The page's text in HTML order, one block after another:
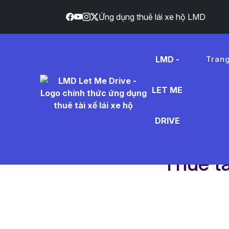
Ứng dụng thuê lái xe hộ LMD
LMD -
LET ME
DRIVE
Thuê tài xế theo
Thuê